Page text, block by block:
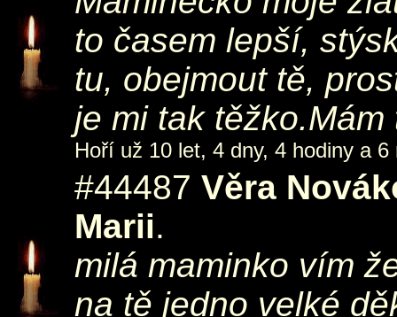
to časem lepší,
tu, obejmout tě,
je mi tak
Hoří už 10 let, 4 dny, 4 hodiny a 6
#44487 Věra
Marii.
milá maminko vím
na tě jedno velké